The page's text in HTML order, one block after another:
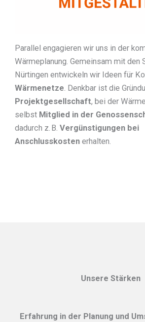
Parallel engagieren wir uns in der
Wärmeplanung. Gemeinsam mit den
Nürtingen entwickeln wir Ideen für
Wärmenetze. Denkbar ist die
Projektgesellschaft, bei der
selbst Mitglied in der
dadurch z. B. Vergünstigungen bei
Anschlusskosten erhalten.
Unsere Stärken
Erfahrung in der Planung und